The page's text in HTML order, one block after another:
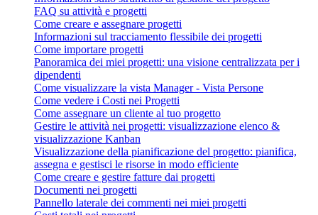
FAQ su attività e progetti
Come creare e assegnare progetti
Informazioni sul tracciamento flessibile dei progetti
Come importare progetti
Panoramica dei miei progetti: una visione centralizzata per i
dipendenti
Come visualizzare la vista Manager - Vista Persone
Come vedere i Costi nei Progetti
Come assegnare un cliente al tuo progetto
Gestire le attività nei progetti: visualizzazione elenco &
visualizzazione Kanban
Visualizzazione della pianificazione del progetto: pianifica,
assegna e gestisci le risorse in modo efficiente
Come creare e gestire fatture dai progetti
Documenti nei progetti
Pannello laterale dei commenti nei miei progetti